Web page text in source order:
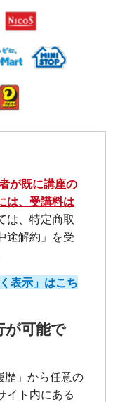
が既に講座の
は、受講料は
は、特定商取
途解約」を受
表示」はこち
が可能で
」から任意の
イト内にある